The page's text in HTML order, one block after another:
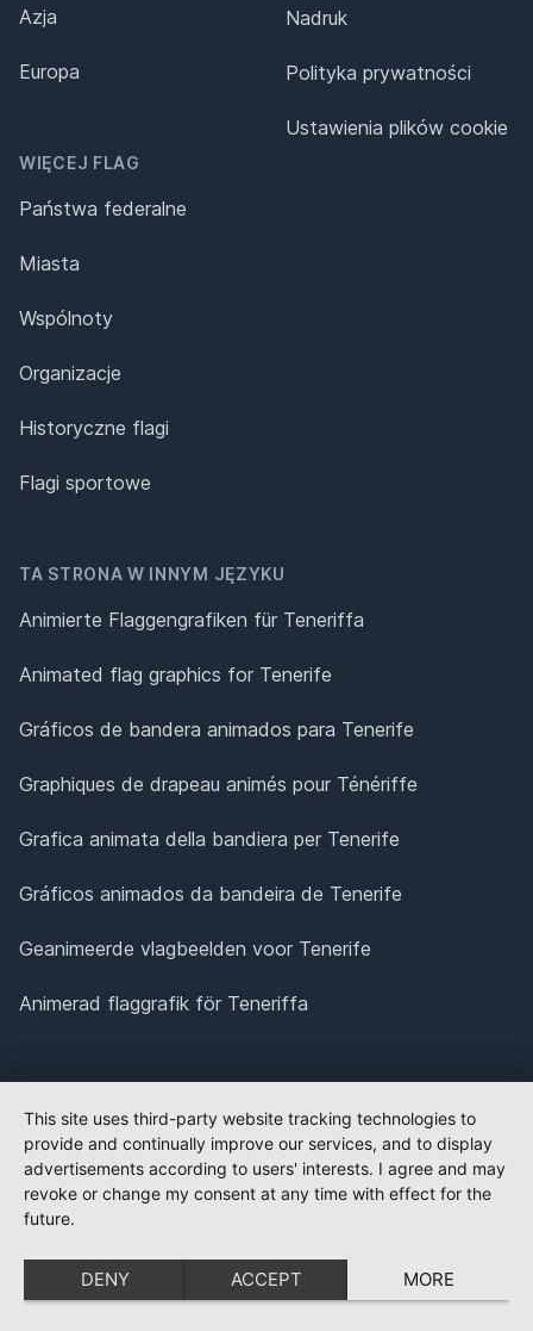
Azja
Europa
WIĘCEJ FLAG
Państwa federalne
Miasta
Wspólnoty
Organizacje
Historyczne flagi
Flagi sportowe
Nadruk
Polityka prywatności
Ustawienia plików cookie
TA STRONA W INNYM JĘZYKU
Animierte Flaggengrafiken für Teneriffa
Animated flag graphics for Tenerife
Gráficos de bandera animados para Tenerife
Graphiques de drapeau animés pour Ténériffe
Grafica animata della bandiera per Tenerife
Gráficos animados da bandeira de Tenerife
Geanimeerde vlagbeelden voor Tenerife
Animerad flaggrafik för Teneriffa
This site uses third-party website tracking technologies to
provide and continually improve our services, and to display
advertisements according to users' interests. I agree and may
revoke or change my consent at any time with effect for the
future.
DENY ACCEPT MORE